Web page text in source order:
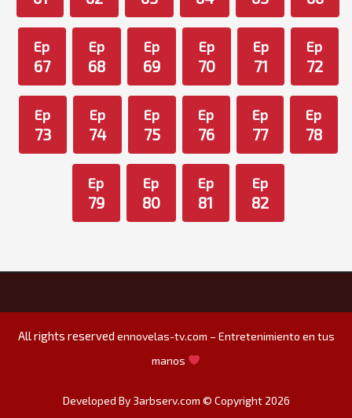
Ep
67
Ep
68
Ep
69
Ep
70
Ep
71
Ep
72
Ep
73
Ep
74
Ep
75
Ep
76
Ep
77
Ep
78
Ep
79
Ep
80
Ep
81
Ep
82
All rights reserved ennovelas-tv.com – Entretenimiento en tus
manos
Developed By 3arbserv.com © Copyright 2026